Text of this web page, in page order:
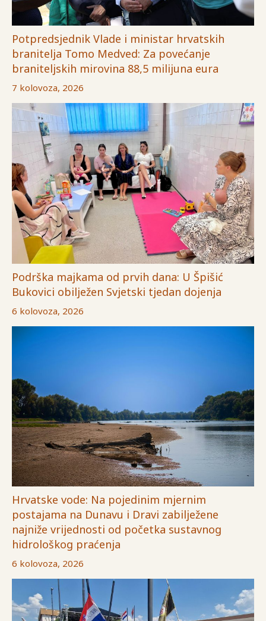
Potpredsjednik Vlade i ministar hrvatskih
branitelja Tomo Medved: Za povećanje
braniteljskih mirovina 88,5 milijuna eura
7 kolovoza, 2026
Podrška majkama od prvih dana: U Špišić
Bukovici obilježen Svjetski tjedan dojenja
6 kolovoza, 2026
Hrvatske vode: Na pojedinim mjernim
postajama na Dunavu i Dravi zabilježene
najniže vrijednosti od početka sustavnog
hidrološkog praćenja
6 kolovoza, 2026